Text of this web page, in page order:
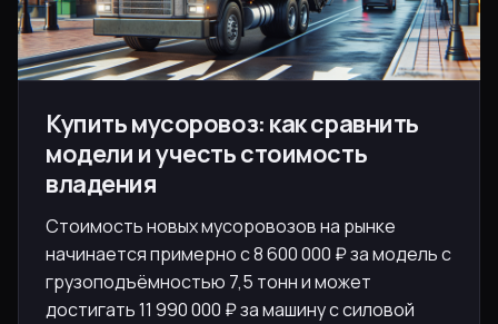
Купить мусоровоз: как сравнить
модели и учесть стоимость
владения
Стоимость новых мусоровозов на рынке
начинается примерно с 8 600 000 ₽ за модель с
грузоподъёмностью 7,5 тонн и может
достигать 11 990 000 ₽ за машину с силовой